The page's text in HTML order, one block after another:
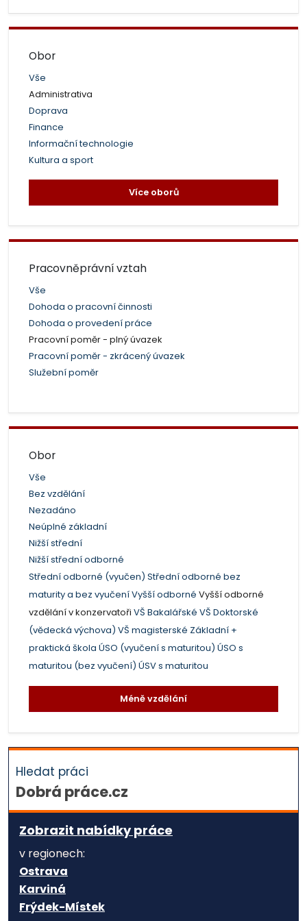
Obor
Vše
Administrativa
Doprava
Finance
Informační technologie
Kultura a sport
Více oborů
Pracovněprávní vztah
Vše
Dohoda o pracovní činnosti
Dohoda o provedení práce
Pracovní poměr - plný úvazek
Pracovní poměr - zkrácený úvazek
Služební poměr
Obor
Vše
Bez vzdělání
Nezadáno
Neúplné základní
Nižší střední
Nižší střední odborné
Střední odborné (vyučen) Střední odborné bez
maturity a bez vyučeníVyšší odborné Vyšší odborné
vzdělání v konzervatoři VŠ Bakalářské VŠ Doktorské
(vědecká výchova) VŠ magisterské Základní +
praktická škola ÚSO (vyučení s maturitou) ÚSO s
maturitou (bez vyučení) ÚSV s maturitou
Méně vzdělání
Hledat práci
Dobrá práce.cz
Zobrazit nabídky práce
v regionech:
Ostrava
Karviná
Frýdek-Místek